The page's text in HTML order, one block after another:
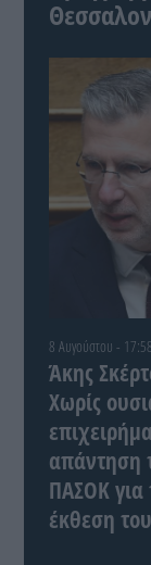
8 Αυγούστου - 17:58
Άκης
Χωρίς
απάντηση
ΠΑΣΟΚ για
έκθεση